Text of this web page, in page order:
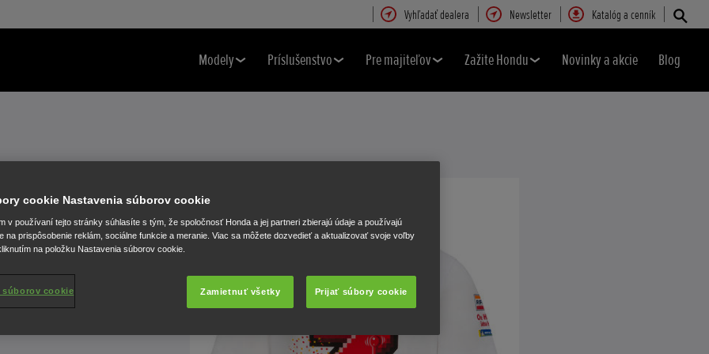
Vyhľadať dealera Newsletter Katalóg a cenník
Modely Príslušenstvo Pre majiteľov Zažite Hondu Novinky a akcie Blog
-
2018
oslavujúca
2018.
cookie Nastavenia súborov cookie
v používaní tejto stránky súhlasíte s tým, že spoločnosť Honda a jej partneri zbierajú údaje a používajú
na prispôsobenie reklám, sociálne funkcie a meranie. Viac sa môžete dozvedieť a aktualizovať svoje voľby
na položku Nastavenia súborov cookie.
Zamietnuť všetky Prijať súbory cookie
súborov cookie